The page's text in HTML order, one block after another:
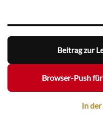
Beitrag zur
Browser-Push
In